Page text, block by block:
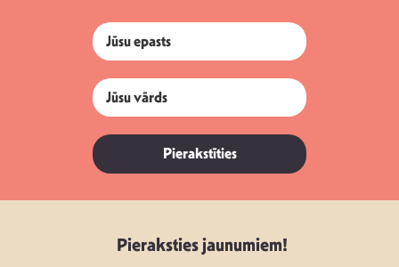
Pierakstīties
Pieraksties jaunumiem!